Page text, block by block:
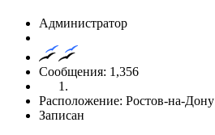
Администратор
Сообщения: 1,356
Расположение: Ростов-на-Дону
Записан